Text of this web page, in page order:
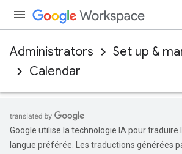
Administrators
Set up &
Calendar
Google utilise la technologie IA pour traduire
langue préférée. Les traductions générées